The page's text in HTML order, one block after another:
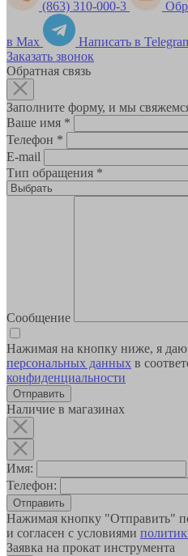
(863) 310-000-3
в Max
Написать в
Заказать звонок
Обратная связь
Заполните форму, и мы
Ваше имя *
Телефон *
E-mail
Тип обращения *
Сообщение
Нажимая на кнопку ниже, я даю
персональных данных в
конфиденциальности
Наличие в магазинах
Имя:
Телефон:
Отправить
Нажимая кнопку "Отправить"
и согласен с условиями
Заявка на прокат инструмента